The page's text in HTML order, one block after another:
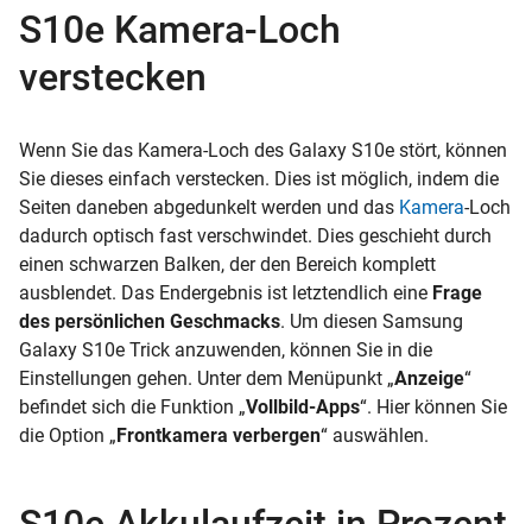
S10e Kamera-Loch
verstecken
Wenn Sie das Kamera-Loch des Galaxy S10e stört, können
Sie dieses einfach verstecken. Dies ist möglich, indem die
Seiten daneben abgedunkelt werden und das Kamera-Loch
dadurch optisch fast verschwindet. Dies geschieht durch
einen schwarzen Balken, der den Bereich komplett
ausblendet. Das Endergebnis ist letztendlich eine Frage
des persönlichen Geschmacks. Um diesen Samsung
Galaxy S10e Trick anzuwenden, können Sie in die
Einstellungen gehen. Unter dem Menüpunkt „Anzeige“
befindet sich die Funktion „Vollbild-Apps“. Hier können Sie
die Option „Frontkamera verbergen“ auswählen.